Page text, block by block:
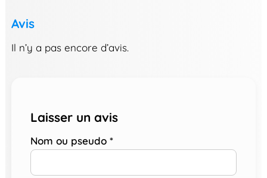
Avis
Il n’y a pas encore d’avis.
Laisser un avis
Nom ou pseudo *